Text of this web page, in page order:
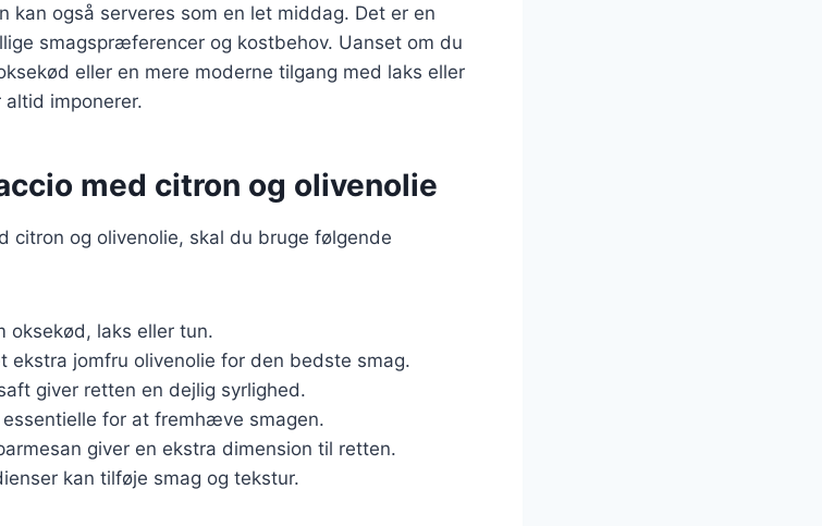
kan også serveres som en let middag. Det er en
smagspræferencer og kostbehov. Uanset om du
eller en mere moderne tilgang med laks eller
imponerer.
med citron og olivenolie
citron og olivenolie, skal du bruge følgende
oksekød, laks eller tun.
ekstra jomfru olivenolie for den bedste smag.
giver retten en dejlig syrlighed.
for at fremhæve smagen.
giver en ekstra dimension til retten.
kan tilføje smag og tekstur.